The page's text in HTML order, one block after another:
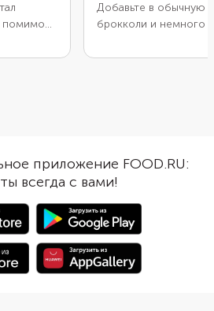
помимо
Добавьте в обычную
брокколи и немного
вкуснее. Мелко
подать завтрак на
приложение FOOD.RU:
всегда с вами!